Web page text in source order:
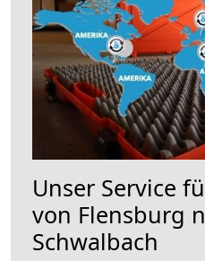
Unser Service
von Flensburg
Schwalbach